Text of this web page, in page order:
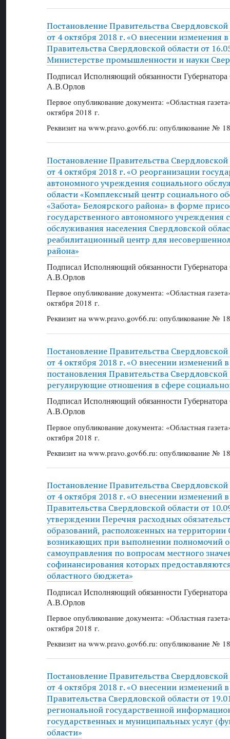
Постановление Правительства
от 4 октября 2018 г. «О внесении изменения
Правительства Свердловской области от
Министерстве промышленности и науки
Подписал Исполняющий обязанности Губернатора
А.В.Орлов
Первое опубликование документа: «Областная
октября 2018 г.
Реквизит на www.pravo.gov66.ru: опубликование №
Постановление Правительства
от 4 октября 2018 г. «О реорганизации
автономного учреждения социального
области «Комплексный центр социального
«Забота» Белоярского района» в форме
государственного автономного учреждения
обслуживания населения Свердловской
реабилитационный центр для
района»
Подписал Исполняющий обязанности Губернатора
А.В.Орлов
Первое опубликование документа: «Областная
октября 2018 г.
Реквизит на www.pravo.gov66.ru: опубликование №
Постановление Правительства
от 4 октября 2018 г. «О внесении изменений
постановления Правительства Свердловской
регулирующие отношения в сфере
Подписал Исполняющий обязанности Губернатора
А.В.Орлов
Первое опубликование документа: «Областная
октября 2018 г.
Реквизит на www.pravo.gov66.ru: опубликование №
Постановление Правительства
от 4 октября 2018 г. «О внесении изменений
Правительства Свердловской области от
утверждении Перечня расходных
образований, расположенных на территории
возникающих при выполнении полномочий
самоуправления по вопросам местного
софинансирования которых
областного бюджета»
Подписал Исполняющий обязанности Губернатора
А.В.Орлов
Первое опубликование документа: «Областная
октября 2018 г.
Реквизит на www.pravo.gov66.ru: опубликование №
Постановление Правительства
от 4 октября 2018 г. «О внесении изменений
Правительства Свердловской области от
региональной государственной
государственных и муниципальных услуг
области»